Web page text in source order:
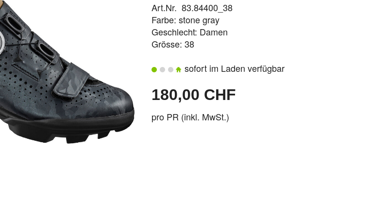
Art.Nr. 83.84400_38
Farbe: stone gray
Geschlecht: Damen
Grösse: 38
sofort im Laden verfügbar
180,00 CHF
pro PR (inkl. MwSt.)